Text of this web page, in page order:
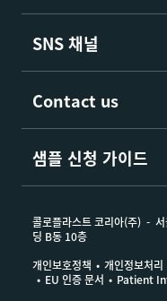
이트 에이지(Ag) 는 마
상처에 사용하거나 심
에 사용할 수 있습니다.
참조 문헌
Dressings-Testing-
2. Data on file
performed by
SNS 채널
Contact us
샘플 신청 가이드
콜로플라스트 코리아(주)
딩 B동 10층
개인보호정책
개인정보처리
EU 인증 문서
Patient